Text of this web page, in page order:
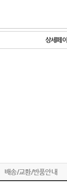
상세페
배송/교환/반품안내